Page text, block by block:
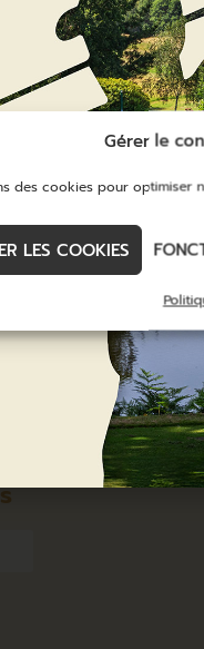
Gérer le
des cookies pour optimiser
LES COOKIES